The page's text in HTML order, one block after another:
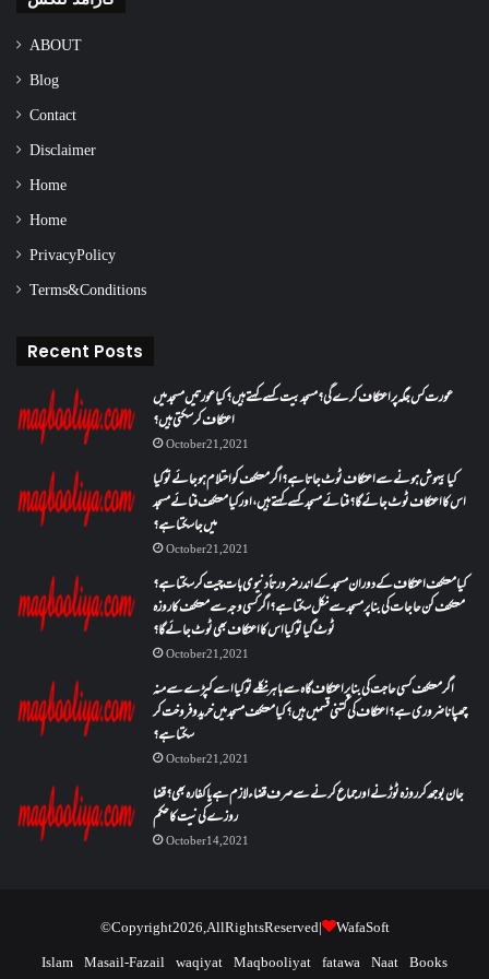
ABOUT
Blog
Contact
Disclaimer
Home
Home
Privacy Policy
Terms & Conditions
Recent Posts
عورت کس جگہ پر اعتکاف کرے گی؟مسجد بیت کسے کہتے ہیں؟کیا عورتیں مسجد میں
اعتکاف کر سکتی ہیں؟
October 21, 2021
کیا بیہوش ہونے سے اعتکاف ٹوٹ جاتا ہے؟ اگر معتکف کو احتلام ہو جائے تو کیا
اس کا اعتکاف ٹوٹ جائے گا؟فنائے مسجد کسے کہتے ہیں ، اور کیا معتکف فنائے مسجد
میں جا سکتا ہے؟
October 21, 2021
کیا معتکف اعتکاف کے دوران مسجد کے اندر ضرورتاً دنیوی بات چیت کر سکتا ہے؟
معتکف کن حاجات کی بنا پر مسجد سے نکل سکتا ہے؟ اگر کسی وجہ سے معتکف کا روزہ
ٹوٹ گیا تو کیا اس کا اعتکاف بھی ٹوٹ جائے گا؟
October 21, 2021
اگر معتکف کسی حاجت کی بنا پر اعتکاف گاہ سے باہر نکلے تو کیا اسے کپڑے سے منہ
چھپانا ضروری ہے؟اعتکاف کی کتنی قسمیں ہیں؟کیا معتکف مسجد میں خرید و فروخت کر
سکتا ہے؟
October 21, 2021
جان بوجھ کر روزہ ٹوڑنے اور جماع کرنے سے صرف قضاء لازم ہے یا کفارہ بھی؟ قضا
روزے کی نیت کا حکم
October 14, 2021
© Copyright 2026, All Rights Reserved |
WafaSoft
Islam Masail-Fazail waqiyat Maqbooliyat fatawa Naat Books